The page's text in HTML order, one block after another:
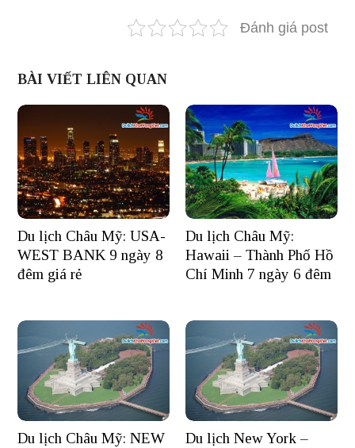
Đánh giá post
BÀI VIẾT LIÊN QUAN
Du lịch Châu Mỹ: USA-
WEST BANK 9 ngày 8
đêm giá rẻ
Du lịch Châu Mỹ:
Hawaii – Thành Phố Hồ
Chí Minh 7 ngày 6 đêm
Du lịch Châu Mỹ: NEW
Du lịch New York –